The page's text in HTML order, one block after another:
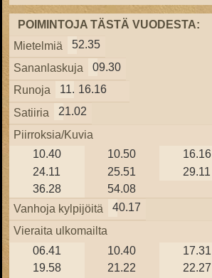
POIMINTOJA TÄSTÄ VUODESTA:
Mietelmiä
52.35
Sananlaskuja
09.30
Runoja
11.2216.16
Satiiria
21.02
Piirroksia/Kuvia
10.40
10.50 16.16
24.11
25.51 29.11
36.28
54.08
Vanhoja kylpijöitä
40.17
Vieraita ulkomailta
06.41
10.40 17.31
19.58
21.22 22.27